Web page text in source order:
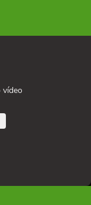
vídeo